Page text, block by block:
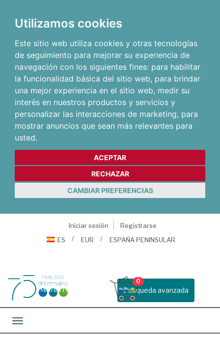
Utilizamos cookies
Este sitio web utiliza cookies y otras tecnologías
de seguimiento para mejorar su experiencia de
navegación con los siguientes fines: para habilitar
la funcionalidad básica del sitio web, para brindar
una mejor experiencia en el sitio web, medir su
interés en nuestros productos y servicios y
personalizar las interacciones de marketing, para
mostrar anuncios que sean más relevantes para
usted.
ACEPTAR
RECHAZAR
CAMBIAR PREFERENCIAS
Iniciar sesión
Registrarse
ES
EUR ESPAÑA PENINSULAR
Busqueda avanzada
0
Toggle navigation